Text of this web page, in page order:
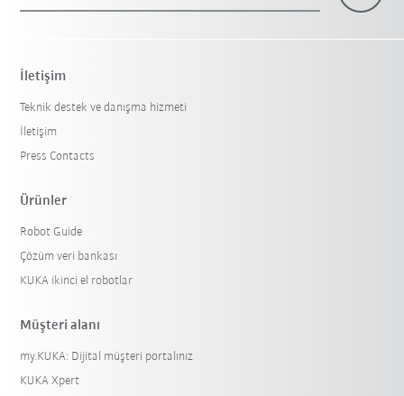
İletişim
Teknik destek ve danışma hizmeti
İletişim
Press Contacts
Ürünler
Robot Guide
Çözüm veri bankası
KUKA ikinci el robotlar
Müşteri alanı
my.KUKA: Dijital müşteri portalınız
KUKA Xpert